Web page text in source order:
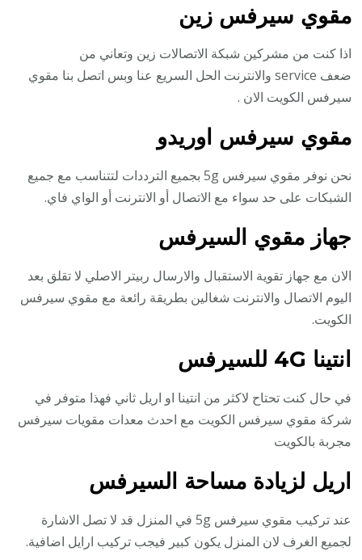
مقوي سيرفس زين
اذا كنت من مشركين شبكة الاتصالات زين وتعاني من
ضعف service والانترنت الحل السريع عنا وبس اتصل بنا مقوي
سيرفس الكويت الان .
مقوي سيرفس اوريدو
نحن نوفر مقوي سيرفس 5g بجميع الترددات لتتناسب مع جميع
الشبكات على حد سواء مع الاتصال أو الانترنت أو الواي فاي.
جهاز مقوي السيرفس
الان مع جهاز تقوية الاستقبال والارسال ربيتر الاصلي لا تقلق بعد
اليوم الاتصال والانترنت شغالين بطريقة رائعة مع مقوي سيرفس
الكويت.
انتينا 4G للسيرفس
في حال كنت تحتاح لاكثر من انتينا او اريل ثاني فهذا متوفر في
شركة مقوي سيرفس الكويت مع احدث معدات مقويات سيرفس
مجربة بالكويت
اريل لزيادة مساحة السيرفس
عند تركيب مقوي سيرفس 5g في المنزل قد لا تصل الاشارة
لجميع الغرف لان المنزل يكون كبير فيجب تركيب ارايل اضافية.